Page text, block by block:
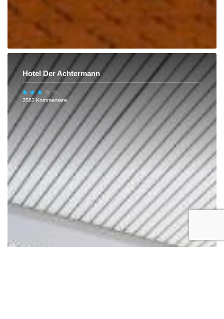
Hotel Der Achtermann
2582 Kommentare